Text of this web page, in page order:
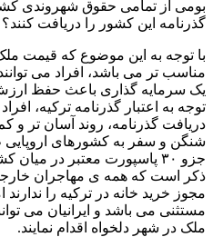
بومی از تمامی حقوق شهروندی
گذرنامه این کشور را دریافت کنند؟
با توجه به این موضوع که قیمت
مناسب تر می باشد، افراد می
یک سرمایه گذاری باعث حفظ
توجه به اعتبار گذرنامه ترکیه،
دریافت گذرنامه، روند آسان تر
شنگن و سفر به کشورهای اروپایی
جزو ۳۰ پاسپورت معتبر در
ذکر است که همه ی مهاجران خارجی
مجوز خرید خانه در ترکیه را ندارند
مستثنی می باشد و ایرانیان می
ملک در شهر دلخواه اقدام نمایند.